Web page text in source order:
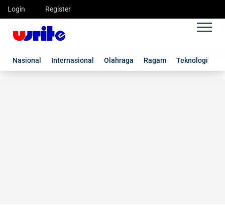
Login Register
Nasional Internasional Olahraga Ragam Teknologi